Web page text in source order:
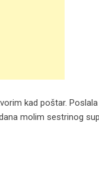
kad poštar.
molim sestrinog